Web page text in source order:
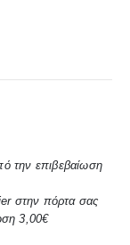
την επιβεβαίωση
στην πόρτα σας
3,00€